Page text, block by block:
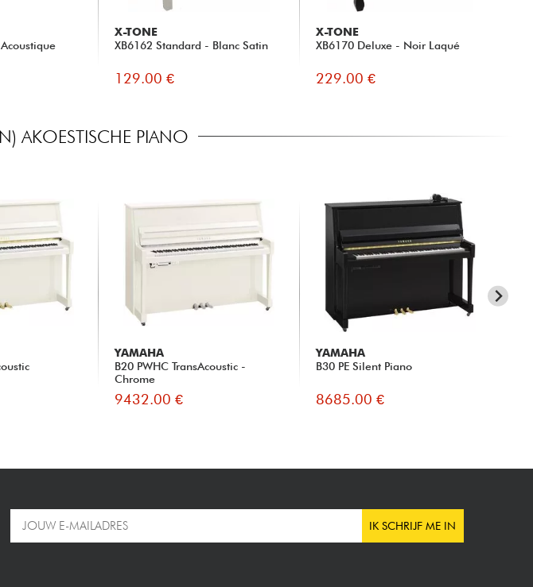
X-TONE
XB6162 Standard - Blanc Satin
129.00 €
X-TONE
XB6170 Deluxe - Noir Laqué
229.00 €
AKOESTISCHE PIANO
YAMAHA
B20 PWHC TransAcoustic -
Chrome
9432.00 €
YAMAHA
B30 PE Silent Piano
8685.00 €
IK SCHRIJF ME IN